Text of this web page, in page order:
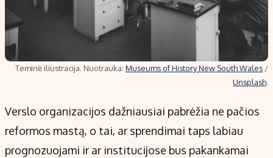
Teminė iliustracija. Nuotrauka: Museums of History New South Wales /
Unsplash.
Verslo organizacijos dažniausiai pabrėžia ne pačios
reformos mastą, o tai, ar sprendimai taps labiau
prognozuojami ir ar institucijose bus pakankamai